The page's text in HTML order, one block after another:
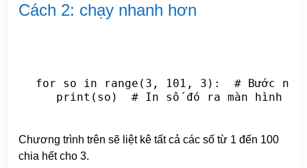
Cách 2: chạy nhanh hơn
for so in range(3, 101, 3):  # Bước
print(so)  # In số đó ra màn hình
Chương trình trên sẽ liệt kê tất cả các số từ 1 đến 100
chia hết cho 3.